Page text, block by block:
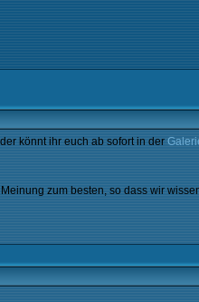
könnt ihr euch ab sofort in der
zum besten, so dass wir